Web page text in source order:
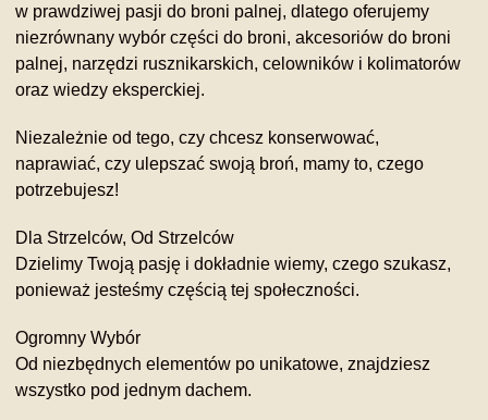
w prawdziwej pasji do broni palnej, dlatego oferujemy
niezrównany wybór części do broni, akcesoriów do broni
palnej, narzędzi rusznikarskich, celowników i kolimatorów
oraz wiedzy eksperckiej.
Niezależnie od tego, czy chcesz konserwować,
naprawiać, czy ulepszać swoją broń, mamy to, czego
potrzebujesz!
Dla Strzelców, Od Strzelców
Dzielimy Twoją pasję i dokładnie wiemy, czego szukasz,
ponieważ jesteśmy częścią tej społeczności.
Ogromny Wybór
Od niezbędnych elementów po unikatowe, znajdziesz
wszystko pod jednym dachem.